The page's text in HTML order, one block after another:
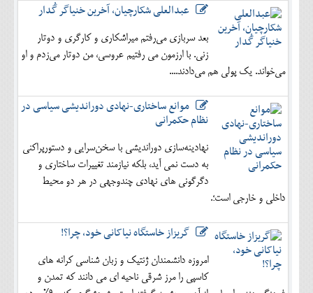
عبدالعلی شکارچیان، آخرین خنیاگر گُدار
بعد سربازی می‌رفتم میراشکاری و کارگری و دوتار
زنی. با ارزمون می رفتیم عروسی، من دوتار می‌زدم و او
می‌خواند. یک پولی هم می‌دادند....
موانع ساختاری-نهادی دوراندیشی سیاسی در
نظام حکمرانی
نهادینه‌سازی دوراندیشی با سخن‌سرایی و دستورپراکنی
به دست نمی آید، بلکه نیازمند تغییرات ساختاری و
دگرگونی های نهادی چندوجهی در هر دو محیط
داخلی و خارجی است؛.
گریزاز خاستگاه نیاکانی خود، چرا؟!
امروزه دانشمندان ژنتیک و زبان شناسی کرانه های
کاسپی را مرز شرقی ناحیه ای می دانند که تمدن و